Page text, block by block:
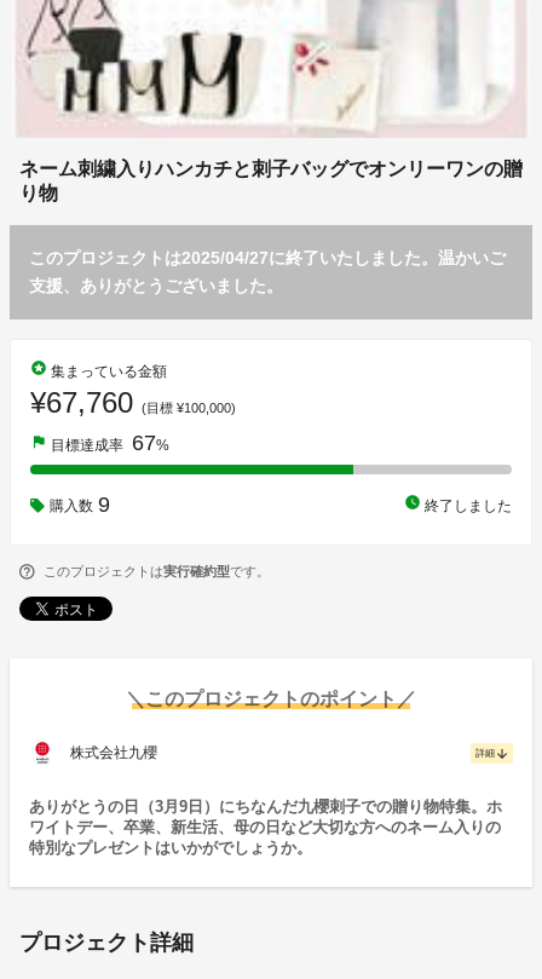
ネーム刺繍入りハンカチと刺子バッグでオンリーワンの贈
り物
このプロジェクトは2025/04/27に終了いたしました。温かいご
支援、ありがとうございました。
stars 集まっている金額
¥67,760 (目標 ¥100,000)
flag 目標達成率 67%
購入数 9 watch_later 終了しました
このプロジェクトは実行確約型です。
＼このプロジェクトのポイント／
株式会社九櫻 詳細 arrow_downward
ありがとうの日（3月9日）にちなんだ九櫻刺子での贈り物特集。ホ
ワイトデー、卒業、新生活、母の日など大切な方へのネーム入りの
特別なプレゼントはいかがでしょうか。
プロジェクト詳細